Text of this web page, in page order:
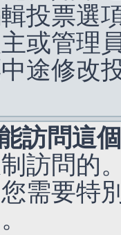
投票選
或管理
途修改
訪問這
訪問的
需要特